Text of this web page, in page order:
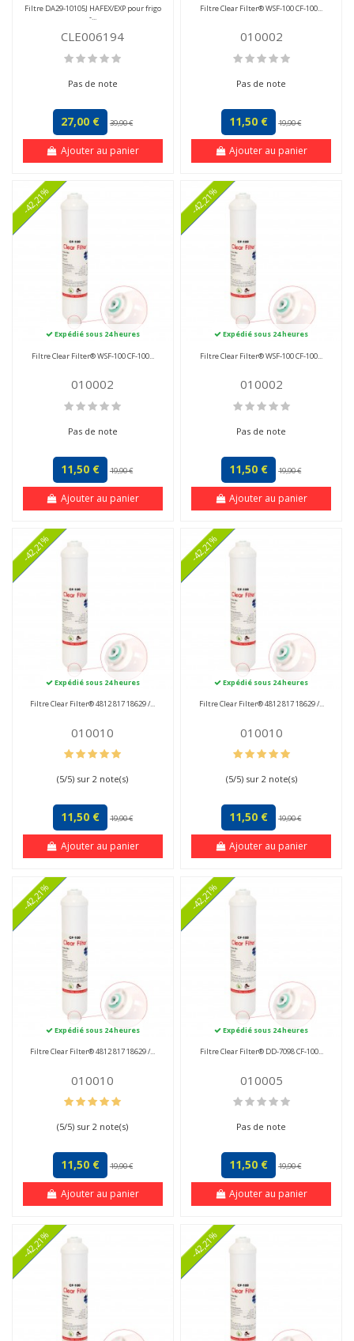
Filtre DA29-10105J HAFEX/EXP pour frigo
-...
CLE006194
Pas de note
27,00 € 39,90 €
Ajouter au panier
Filtre Clear Filter® WSF-100 CF-100...
010002
Pas de note
11,50 € 19,90 €
Ajouter au panier
-42,21%
Expédié sous 24 heures
Filtre Clear Filter® WSF-100 CF-100...
010002
Pas de note
11,50 € 19,90 €
Ajouter au panier
-42,21%
Expédié sous 24 heures
Filtre Clear Filter® WSF-100 CF-100...
010002
Pas de note
11,50 € 19,90 €
Ajouter au panier
-42,21%
Expédié sous 24 heures
Filtre Clear Filter® 4812 817 18629 /...
010010
(5/5) sur2 note(s)
11,50 € 19,90 €
Ajouter au panier
-42,21%
Expédié sous 24 heures
Filtre Clear Filter® 4812 817 18629 /...
010010
(5/5) sur 2note(s)
11,50 € 19,90 €
Ajouter au panier
-42,21%
Expédié sous 24 heures
Filtre Clear Filter® 4812 817 18629 /...
010010
(5/5) sur2 note(s)
11,50 € 19,90 €
Ajouter au panier
-42,21%
Expédié sous 24 heures
Filtre Clear Filter® DD-7098 CF-100...
010005
Pas de note
11,50 € 19,90 €
Ajouter au panier
-42,21% -42,21%